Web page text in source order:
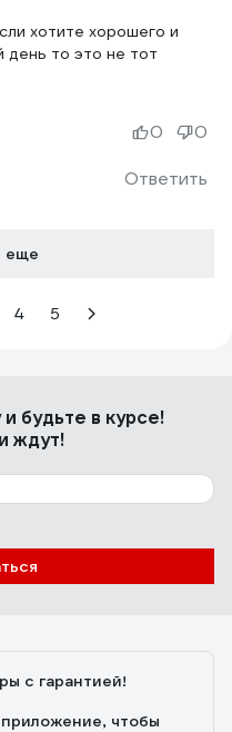
хотите хорошего и
то это не тот
Ответить
0 0
еще
4 5
и будьте в курсе!
ждут!
с гарантией!
чтобы